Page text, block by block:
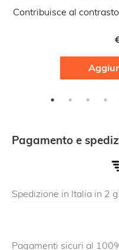
Contribuisce al
Pagamento e
Spedizione in Italia in 2
Pagamenti sicuri al